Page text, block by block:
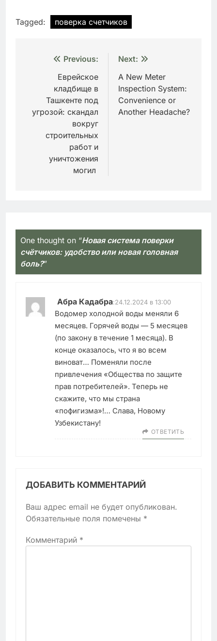
Tagged: поверка счетчиков
Навигация
записям
Previous:
Еврейское
кладбище в
Ташкенте под
угрозой: скандал
вокруг
строительных
работ и
уничтожения
могил
Next:
A New Meter
Inspection System:
Convenience or
Another Headache?
One thought on “Новая система поверки
счётчиков: удобство или новая головная
боль?”
Абра Кадабра:24.12.2024 в 13:00
Водомер холодной воды меняли 6
месяцев. Горячей воды — 5 месяцев
(по закону в течение 1 месяца). В
конце оказалось, что я во всем
виноват… Поменяли после
привлечения «Общества по защите
прав потребителей». Теперь не
скажите, что мы страна
«пофигизма»!… Слава, Новому
Узбекистану!
ОТВЕТИТЬ
ДОБАВИТЬ КОММЕНТАРИЙ
Ваш адрес email не будет опубликован.
Обязательные поля помечены *
Комментарий *